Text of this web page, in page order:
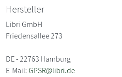
Hersteller
Libri GmbH
Friedensallee 273
DE - 22763 Hamburg
E-Mail:GPSR@libri.de